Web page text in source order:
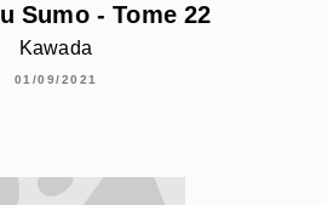
Sumo - Tome 22
Kawada
01/09/2021